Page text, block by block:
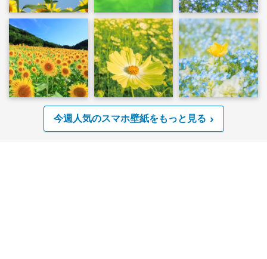
今週人気のスマホ壁紙をもっと見る